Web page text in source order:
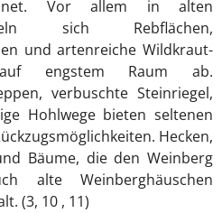
Vor allem in alten
sich Rebflächen,
und artenreiche Wildkraut-
engstem Raum ab.
verbuschte Steinriegel,
Hohlwege bieten seltenen
Hecken,
Bäume, die den Weinberg
alte Weinberghäuschen
(3, 10 , 11)